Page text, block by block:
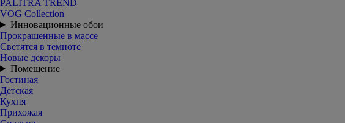
PALITRA TREND
VOG Collection
Инновационные обои
Прокрашенные в массе
Светятся в темноте
Новые декоры
Помещение
Гостиная
Детская
Кухня
Прихожая